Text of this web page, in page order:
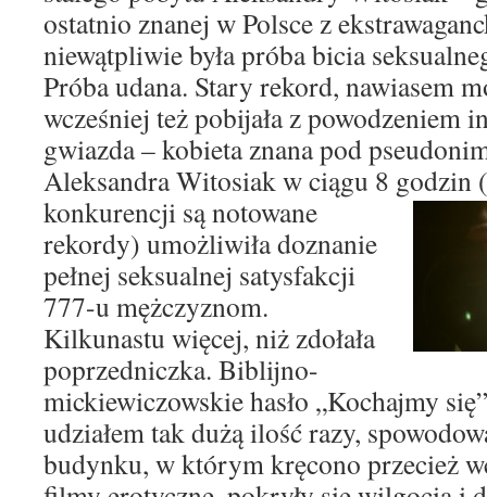
ostatnio znanej w Polsce z
niewątpliwie była próba bicia
Próba udana. Stary rekord, nawiasem
wcześniej też pobijała z powodzeniem
gwiazda – kobieta znana pod
Aleksandra Witosiak w ciągu 8 godzin
konkurencji są notowane
rekordy) umożliwiła doznanie
pełnej seksualnej satysfakcji
777-u mężczyznom.
Kilkunastu więcej, niż zdołała
poprzedniczka. Biblijno-
mickiewiczowskie hasło „Kochajmy
udziałem tak dużą ilość razy,
budynku, w którym kręcono przecież